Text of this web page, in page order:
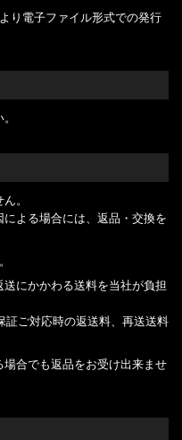
り電子ファイル形式での発行
。
よる場合には、返品・交換を
にかかわる送料を当社が負担
証ご対応時の返送料、再送送料
合でも返品をお受け出来ませ